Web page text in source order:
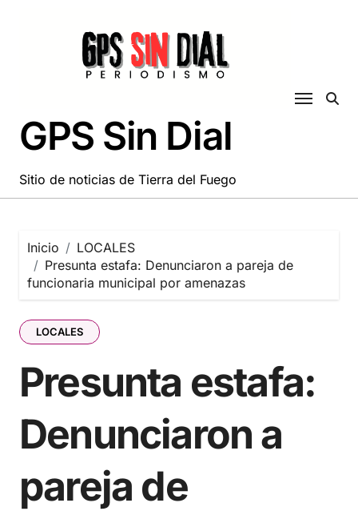
GPS Sin Dial
Sitio de noticias de Tierra del Fuego
Inicio
LOCALES
Presunta estafa: Denunciaron a pareja de
funcionaria municipal por amenazas
LOCALES
Presunta estafa:
Denunciaron a
pareja de